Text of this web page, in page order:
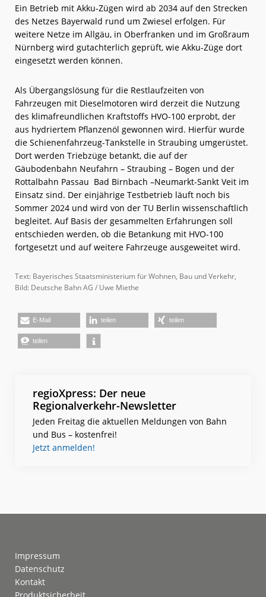
Ein Betrieb mit Akku-Zügen wird ab 2034 auf den Strecken
des Netzes Bayerwald rund um Zwiesel erfolgen. Für
weitere Netze im Allgäu, in Oberfranken und im Großraum
Nürnberg wird gutachterlich geprüft, wie Akku-Züge dort
eingesetzt werden können.
Als Übergangslösung für die Restlaufzeiten von
Fahrzeugen mit Dieselmotoren wird derzeit die Nutzung
des klimafreundlichen Kraftstoffs HVO-100 erprobt, der
aus hydriertem Pflanzenöl gewonnen wird. Hierfür wurde
die Schienenfahrzeug-Tankstelle in Straubing umgerüstet.
Dort werden Triebzüge betankt, die auf der
Gäubodenbahn Neufahrn – Straubing – Bogen und der
Rottalbahn Passau Bad Birnbach –Neumarkt-Sankt Veit im
Einsatz sind. Der einjährige Testbetrieb läuft noch bis
Sommer 2024 und wird von der TU Berlin wissenschaftlich
begleitet. Auf Basis der gesammelten Erfahrungen soll
entschieden werden, ob die Betankung mit HVO-100
fortgesetzt und auf weitere Fahrzeuge ausgeweitet wird.
Text: Bayerisches Staatsministerium für Wohnen, Bau und Verkehr,
Bild: Deutsche Bahn AG / Uwe Miethe
E-Mail teilen teilen
teilen
regioXpress: Der neue
Regionalverkehr-Newsletter
Jeden Freitag die aktuellen Meldungen von Bahn
und Bus – kostenfrei!
Jetzt anmelden!
Impressum
Datenschutz
Kontakt